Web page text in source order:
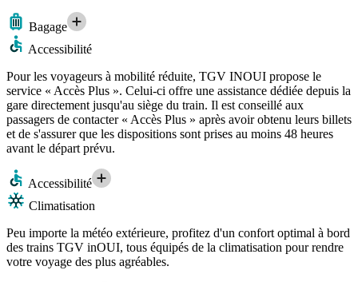
Bagage
Accessibilité
Pour les voyageurs à mobilité réduite, TGV INOUI propose le
service « Accès Plus ». Celui-ci offre une assistance dédiée depuis la
gare directement jusqu'au siège du train. Il est conseillé aux
passagers de contacter « Accès Plus » après avoir obtenu leurs billets
et de s'assurer que les dispositions sont prises au moins 48 heures
avant le départ prévu.
Accessibilité
Climatisation
Peu importe la météo extérieure, profitez d'un confort optimal à bord
des trains TGV inOUI, tous équipés de la climatisation pour rendre
votre voyage des plus agréables.